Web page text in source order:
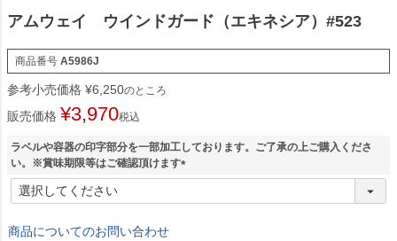
アムウェイ ウインドガード（エキネシア）#523
商品番号 A5986J
参考小売価格 ¥6,250のところ
販売価格 ¥3,970税込
ラベルや容器の印字部分を一部加工しております。ご了承の上ご購入くださ
い。※賞味期限等はご確認頂けます
(
商品についてのお問い合わせ